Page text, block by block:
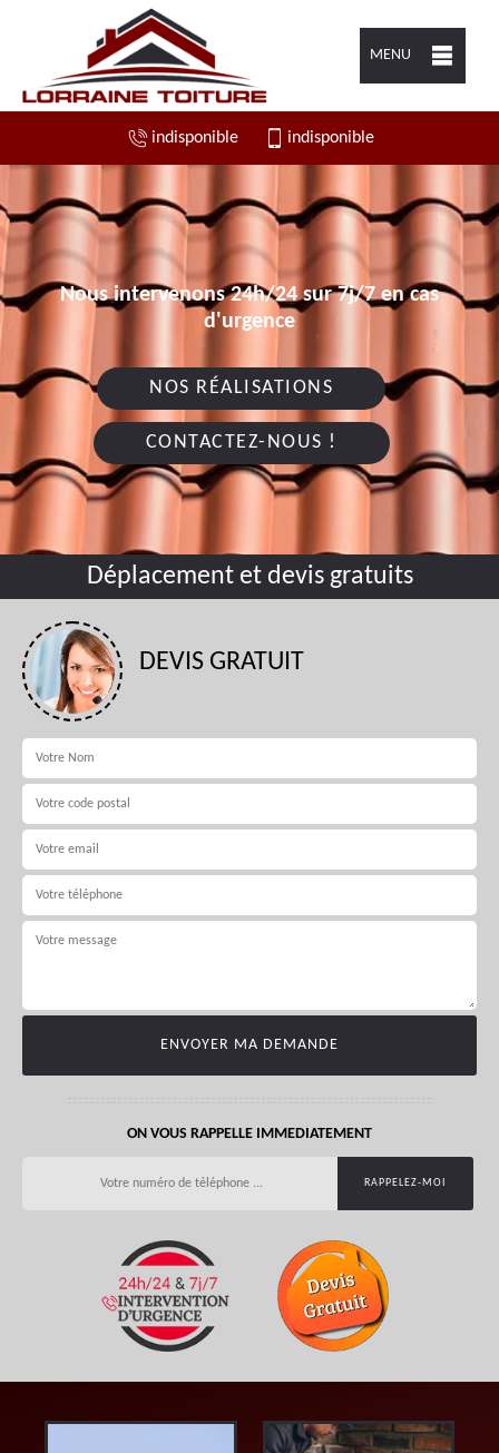
MENU
indisponible indisponible
Nous intervenons 24h/24 sur 7j/7 en cas
d'urgence
NOS RÉALISATIONS
CONTACTEZ-NOUS !
Déplacement et devis gratuits
DEVIS GRATUIT
ON VOUS RAPPELLE IMMEDIATEMENT